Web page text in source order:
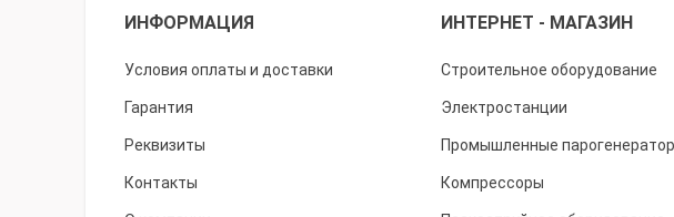
ИНФОРМАЦИЯ ИНТЕРНЕТ - МАГАЗИН
Условия оплаты и доставки
Гарантия
Реквизиты
Контакты
Строительное оборудование
Электростанции
Промышленные
Компрессоры